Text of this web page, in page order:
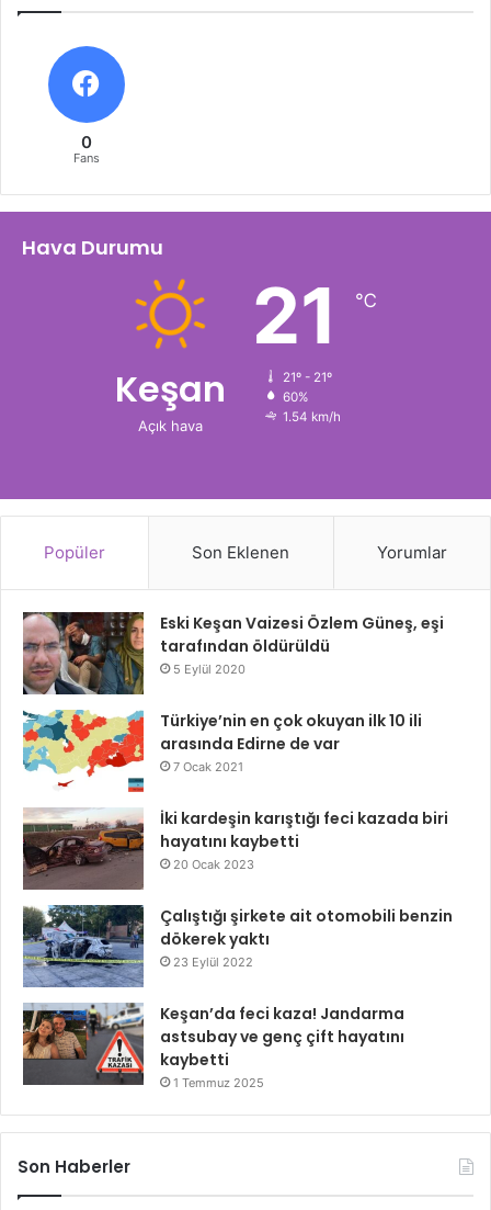
0
Fans
Hava Durumu
Keşan
Açık hava
21 ℃
21º - 21º
60%
1.54 km/h
Popüler Son Eklenen Yorumlar
Eski Keşan Vaizesi Özlem Güneş, eşi
tarafından öldürüldü
5 Eylül 2020
Türkiye’nin en çok okuyan ilk 10 ili
arasında Edirne de var
7 Ocak 2021
İki kardeşin karıştığı feci kazada biri
hayatını kaybetti
20 Ocak 2023
Çalıştığı şirkete ait otomobili benzin
dökerek yaktı
23 Eylül 2022
Keşan’da feci kaza! Jandarma
astsubay ve genç çift hayatını
kaybetti
1 Temmuz 2025
Son Haberler